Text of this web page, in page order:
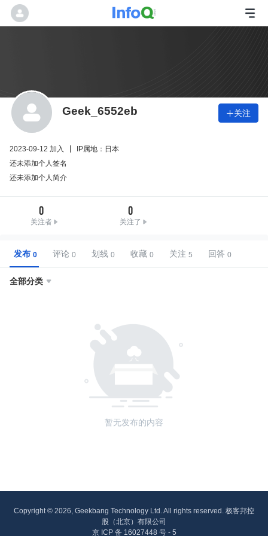
Geek_6552eb 关注
2023-09-12 加入
IP属地：日本
还未添加个人签名
还未添加个人简介
0
关注者
0
关注了
发布 评论 划线 收藏 关注 回答
全部分类 
暂无发布的内容
Copyright © 2026, Geekbang Technology Ltd. All rights reserved. 极客邦控
股（北京）有限公司
京 ICP 备 16027448 号 - 5